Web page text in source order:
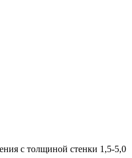
с толщиной стенки 1,5-5,0